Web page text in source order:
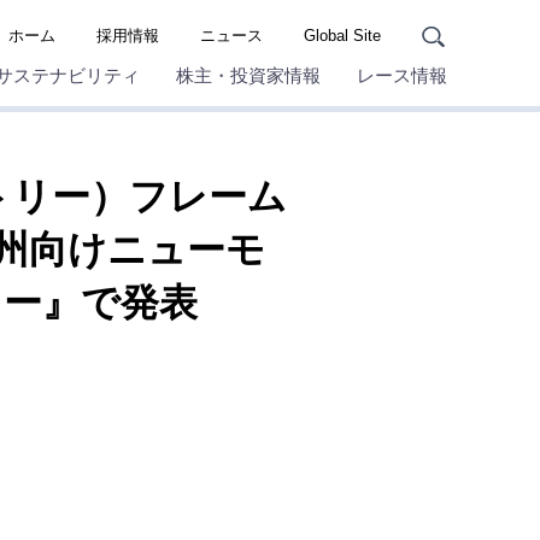
ホーム 採用情報 ニュース Global Site
ステナビリティ 株主・投資家情報 レース情報
ー）フレーム
向けニューモ
』で発表